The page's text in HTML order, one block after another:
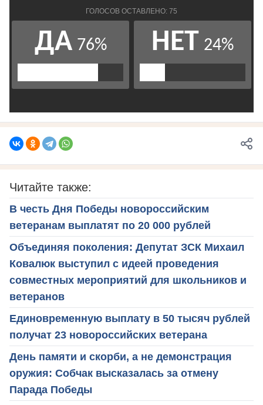
Читайте также:
В честь Дня Победы новороссийским
ветеранам выплатят по 20 000 рублей
Объединяя поколения: Депутат ЗСК Михаил
Ковалюк выступил с идеей проведения
совместных мероприятий для школьников и
ветеранов
Единовременную выплату в 50 тысяч рублей
получат 23 новороссийских ветерана
День памяти и скорби, а не демонстрация
оружия: Собчак высказалась за отмену
Парада Победы